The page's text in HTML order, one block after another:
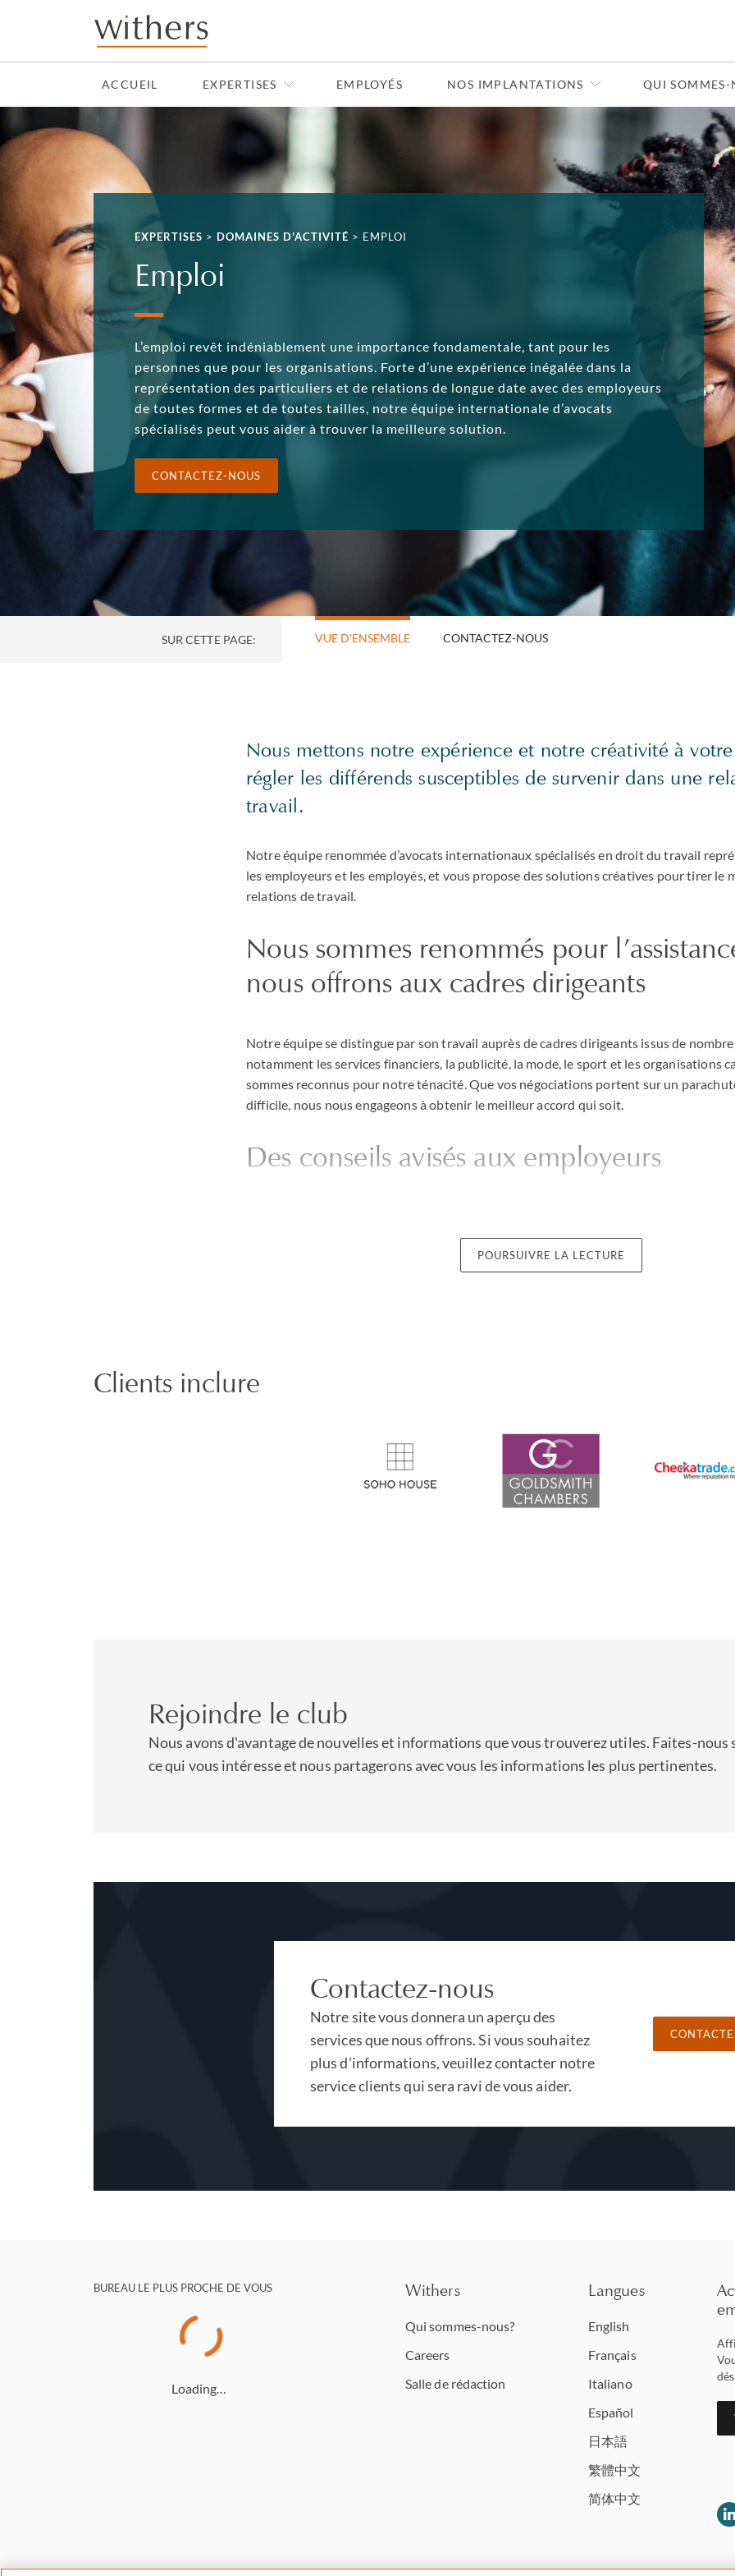
Skip to main content
ACCUEIL EXPERTISES EMPLOYÉS NOS IMPLANTATIONS QUI SOMMES-
EXPERTISES > DOMAINES D'ACTIVITÉ > EMPLOI
Emploi
L’emploi revêt indéniablement une importance fondamentale, tant pour les
personnes que pour les organisations. Forte d’une expérience inégalée dans la
représentation des particuliers et de relations de longue date avec des employeurs
de toutes formes et de toutes tailles, notre équipe internationale d’avocats
spécialisés peut vous aider à trouver la meilleure solution.
CONTACTEZ-NOUS
SUR CETTE PAGE: VUE D'ENSEMBLE CONTACTEZ-NOUS
Nous mettons notre expérience et notre créativité à
régler les différends susceptibles de survenir dans une
travail.
Notre équipe renommée d’avocats internationaux spécialisés en droit du travail
les employeurs et les employés, et vous propose des solutions créatives pour tirer le
relations de travail.
Nous sommes renommés pour
nous offrons aux cadres dirigeants
Notre équipe se distingue par son travail auprès de cadres dirigeants issus de
notamment les services financiers, la publicité, la mode, le sport et les organisations
sommes reconnus pour notre ténacité. Que vos négociations portent sur un
difficile, nous nous engageons à obtenir le meilleur accord qui soit.
Des conseils avisés aux employeurs
Hindmarch, Tate ou encore Winton Capital Management. Ceux-ci nous sollicitent en
qu’il s’agisse de questions soulevées par des contrats ou de la gestion d’une crise
Un rayonnement à l’international
Avec des cabinets dans le monde entier et des avocats autorisés à exercer dans de
nous sommes idéalement positionnés pour assister les cadres dirigeants et les
d’affaires transfrontalières. Nous avons récemment coordonné la consultation en
POURSUIVRE LA LECTURE
Clients inclure
Rejoindre le club
Nous avons d'avantage de nouvelles et informations que vous trouverez utiles. Faites-nous
ce qui vous intéresse et nous partagerons avec vous les informations les plus pertinentes.
Contactez-nous
Notre site vous donnera un aperçu des
services que nous offrons. Si vous souhaitez
plus d’informations, veuillez contacter notre
service clients qui sera ravi de vous aider.
BUREAU LE PLUS PROCHE DE VOUS
Loading…
Withers
Qui sommes-nous?
Careers
Salle de rédaction
Langues
English
Français
Italiano
Español
日本語
繁體中文
简体中文